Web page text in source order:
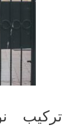
تركيب